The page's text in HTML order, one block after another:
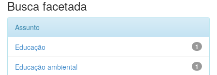
Busca facetada
Assunto
1
Educação
1
Educação ambiental